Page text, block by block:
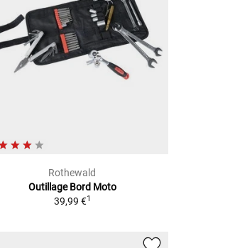
Rothewald
Outillage Bord Moto
39,99 €1